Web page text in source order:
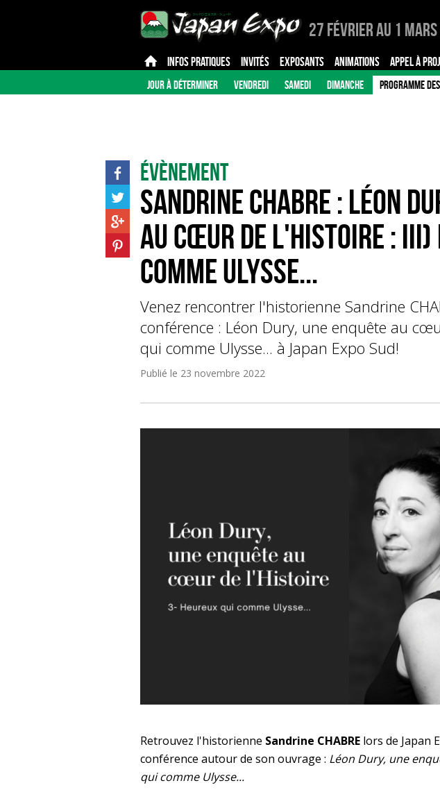
27 Février au 1 Mars
INFOS PRATIQUES INVITÉS EXPOSANTS ANIMATIONS APPEL À
JOUR À DÉTERMINER VENDREDI SAMEDI DIMANCHE PROGRAMME
Évènement
Sandrine CHABRE : Léon
au cœur de l'Histoire : III)
comme Ulysse...
Venez rencontrer l'historienne Sandrine
conférence : Léon Dury, une enquête au
qui comme Ulysse... à Japan Expo Sud!
Publié le 23 novembre 2022
Retrouvez l'historienne Sandrine CHABRE lors de Japan
conférence autour de son ouvrage : Léon Dury, une
qui comme Ulysse...